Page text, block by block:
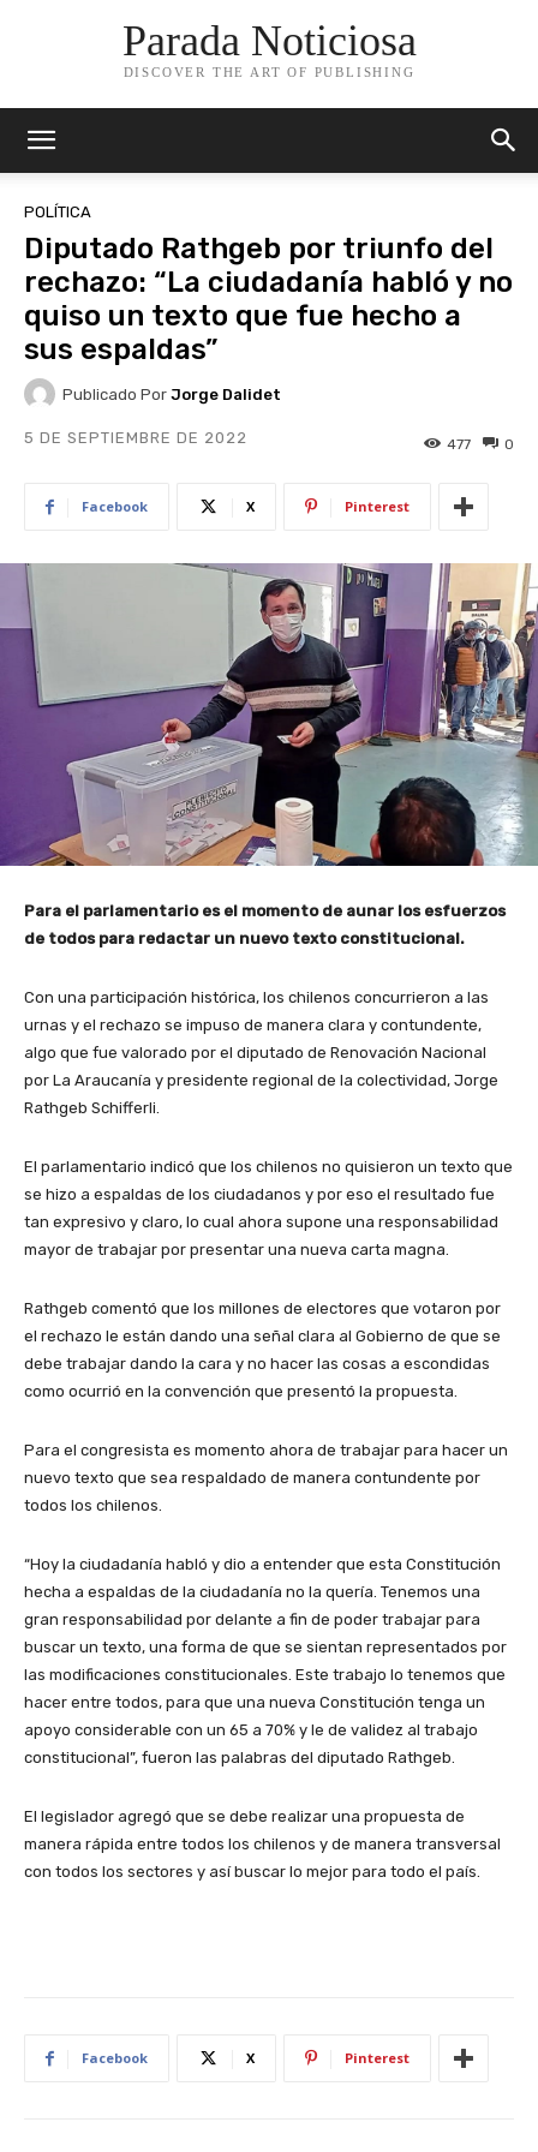
Parada Noticiosa
DISCOVER THE ART OF PUBLISHING
POLÍTICA
Diputado Rathgeb por triunfo del
rechazo: “La ciudadanía habló y no
quiso un texto que fue hecho a
sus espaldas”
Publicado Por Jorge Dalidet
5 DE SEPTIEMBRE DE 2022 0
477
Facebook X Pinterest
Para el parlamentario es el momento de aunar los esfuerzos
de todos para redactar un nuevo texto constitucional.
Con una participación histórica, los chilenos concurrieron a las
urnas y el rechazo se impuso de manera clara y contundente,
algo que fue valorado por el diputado de Renovación Nacional
por La Araucanía y presidente regional de la colectividad, Jorge
Rathgeb Schifferli.
El parlamentario indicó que los chilenos no quisieron un texto que
se hizo a espaldas de los ciudadanos y por eso el resultado fue
tan expresivo y claro, lo cual ahora supone una responsabilidad
mayor de trabajar por presentar una nueva carta magna.
Rathgeb comentó que los millones de electores que votaron por
el rechazo le están dando una señal clara al Gobierno de que se
debe trabajar dando la cara y no hacer las cosas a escondidas
como ocurrió en la convención que presentó la propuesta.
Para el congresista es momento ahora de trabajar para hacer un
nuevo texto que sea respaldado de manera contundente por
todos los chilenos.
“Hoy la ciudadanía habló y dio a entender que esta Constitución
hecha a espaldas de la ciudadanía no la quería. Tenemos una
gran responsabilidad por delante a fin de poder trabajar para
buscar un texto, una forma de que se sientan representados por
las modificaciones constitucionales. Este trabajo lo tenemos que
hacer entre todos, para que una nueva Constitución tenga un
apoyo considerable con un 65 a 70% y le de validez al trabajo
constitucional”, fueron las palabras del diputado Rathgeb.
El legislador agregó que se debe realizar una propuesta de
manera rápida entre todos los chilenos y de manera transversal
con todos los sectores y así buscar lo mejor para todo el país.
Facebook X Pinterest